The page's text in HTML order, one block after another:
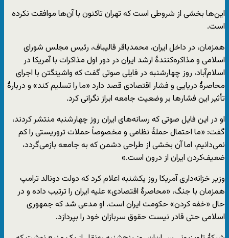
این‌ها بخشی از شروطی است که تهران تاکنون با آن‌ها موافقت نکرده
است.
همزمان، در داخل ایران، محمدباقر قالیباف، رئیس مجلس شورای
اسلامی و مذاکره‌کنندهٔ ارشد ایران در دور اول مذاکرات با آمریکا در
اسلام‌آباد، روز چهارشنبه در فایلی صوتی گفت که واشینگتن با اجرای
محاصرهٔ دریایی و فشار اقتصادی قصد دارد «ما را تسلیم کند» و دربارهٔ
تأثیر این فشارها بر وضعیت جامعه ابراز نگرانی کرد.
او در این فایل صوتی که رسانه‌های ایران روز چهارشنبه منتشر کردند،
گفت: «ما احتمال حملهٔ نظامی و مخصوصاً حملات تروریستی را کم
نمی‌دانیم، اما آن بخشی از طراحی دشمن که به جامعه بازمی‌گردد،
ضعیف‌کردن ایران از درون است.»
وزیر خزانه‌داری آمریکا روز یکشنبه اعلام کرد که دولت دونالد ترامپ
همزمان با جنگ، «محاصرهٔ اقتصادی» علیه ایران را ترتیب داده و در
حال «خفه کردن» حکومت ایران است. او مدعی شد که جمهوری
اسلامی حتی قادر نیست حقوق سربازان خود را بپردازد.